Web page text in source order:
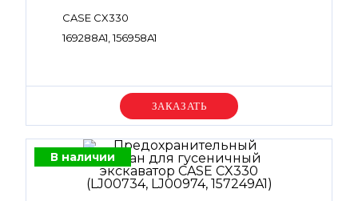
CASE CX330
169288A1, 156958A1
Уточняйте цену
В наличии